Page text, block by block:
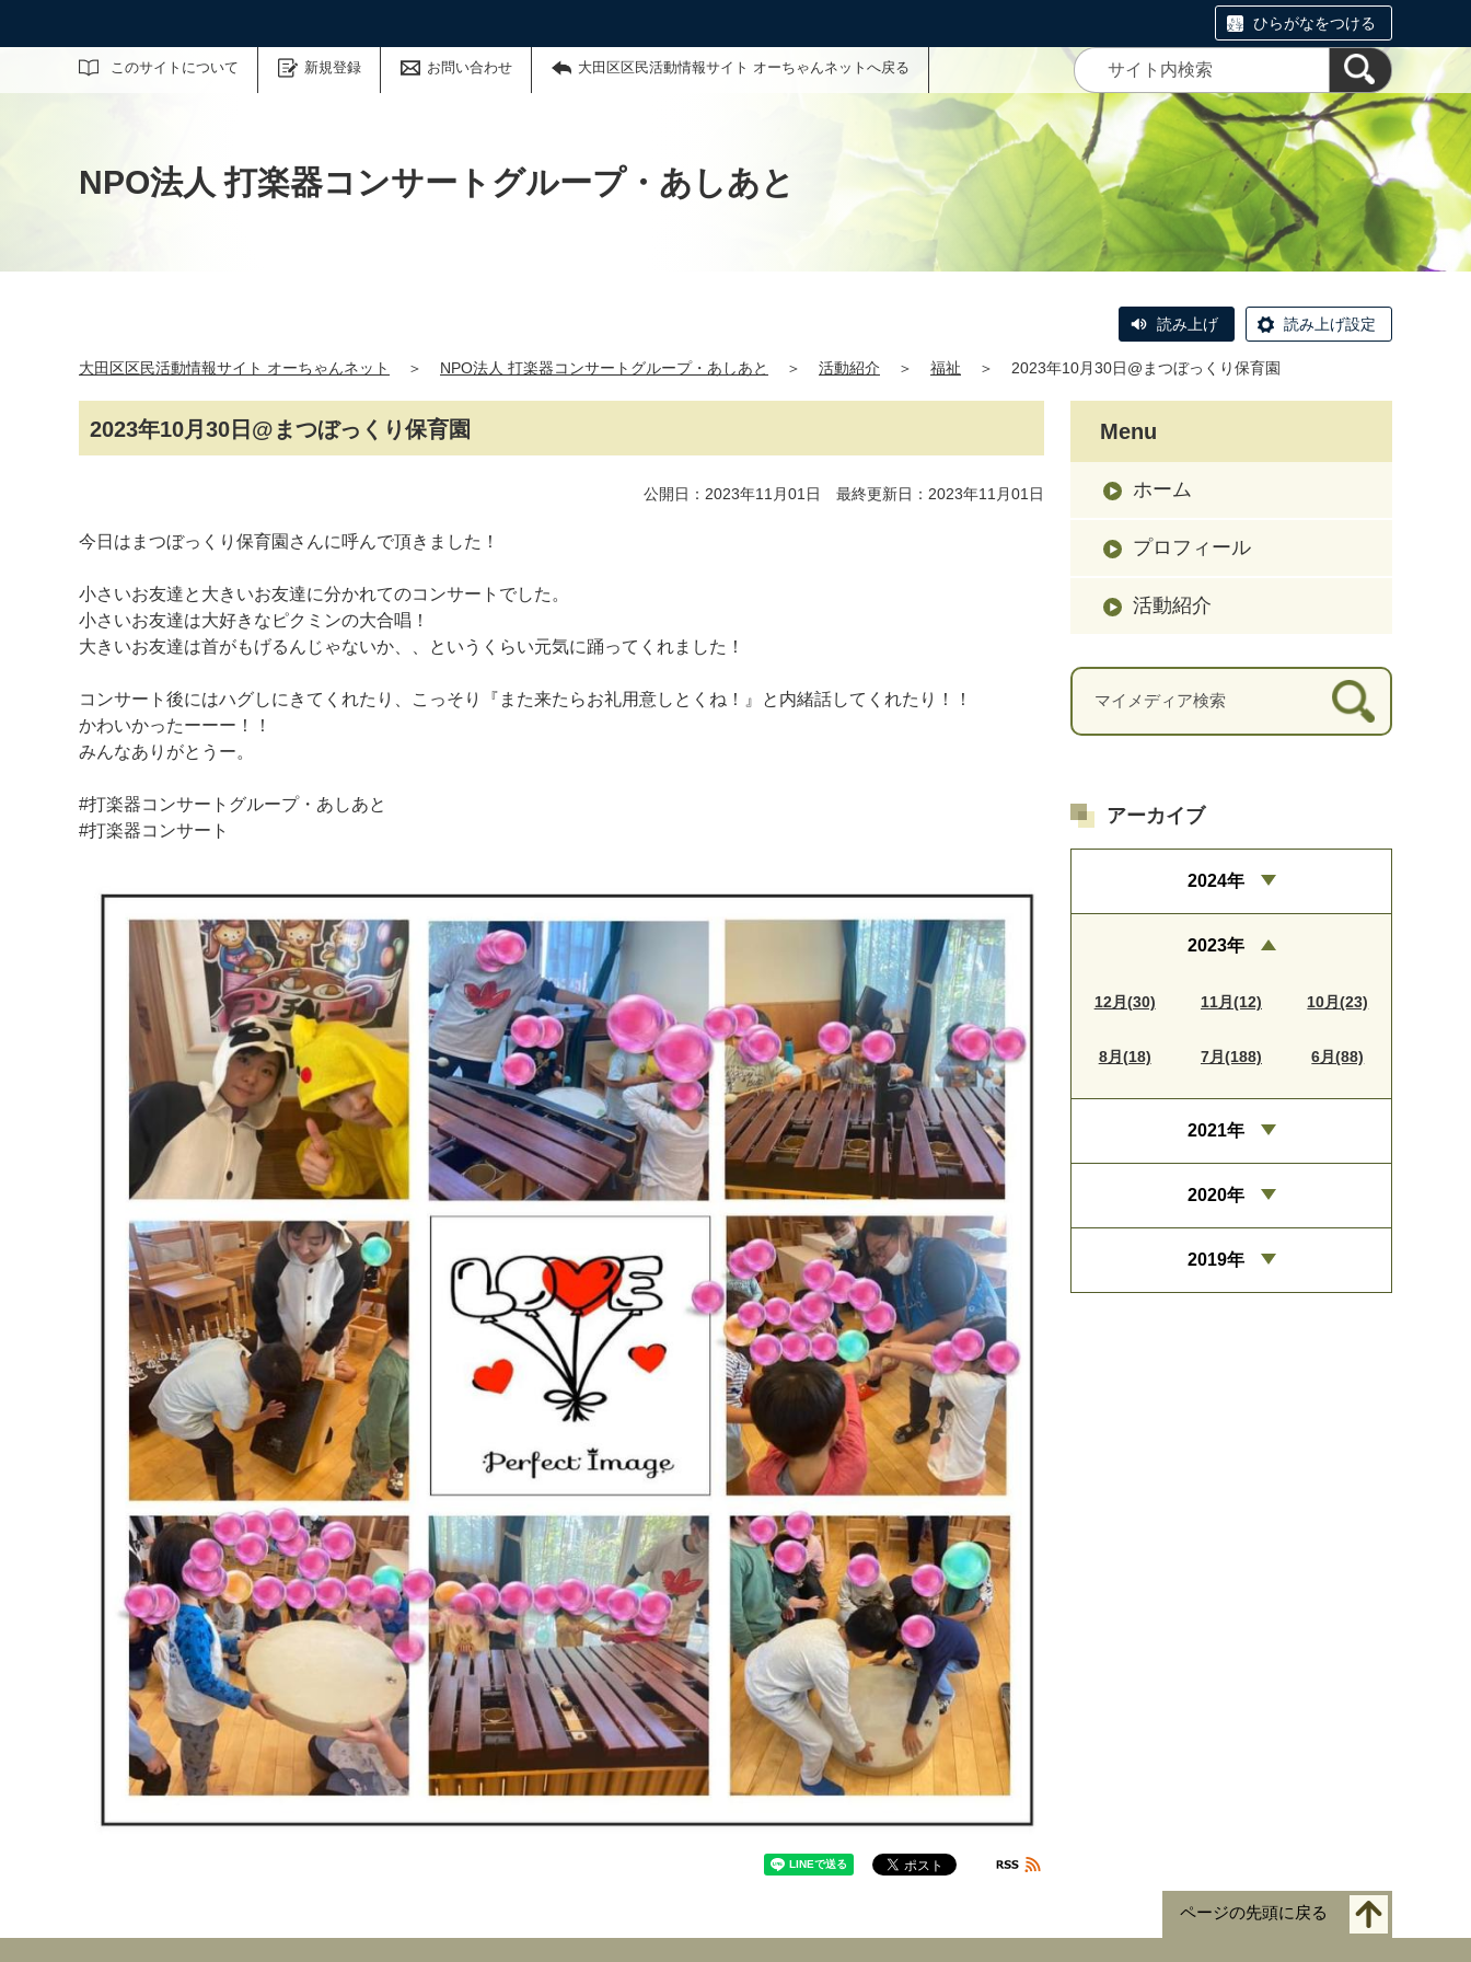
ひらがなをつける
このサイトについて 新規登録 お問い合わせ 大田区区民活動情報サイト オーちゃんネットへ戻る
サイト内検索
NPO法人 打楽器コンサートグループ・あしあと
読み上げ 読み上げ設定
大田区区民活動情報サイト オーちゃんネット ＞ NPO法人 打楽器コンサートグループ・あしあと ＞ 活動紹介 ＞ 福祉 ＞ 2023年10月30日@まつぼっくり保育園
2023年10月30日@まつぼっくり保育園
公開日：2023年11月01日 最終更新日：2023年11月01日
今日はまつぼっくり保育園さんに呼んで頂きました！
小さいお友達と大きいお友達に分かれてのコンサートでした。
小さいお友達は大好きなピクミンの大合唱！
大きいお友達は首がもげるんじゃないか、、というくらい元気に踊ってくれました！
コンサート後にはハグしにきてくれたり、こっそり『また来たらお礼用意しとくね！』と内緒話してくれたり！！
かわいかったーーー！！
みんなありがとうー。
#打楽器コンサートグループ・あしあと
#打楽器コンサート
Menu
ホーム
プロフィール
活動紹介
アーカイブ
2024年
2023年
12月(30) 11月(12) 10月(23)
8月(18) 7月(188) 6月(88)
2021年
2020年
2019年
ページの先頭に戻る